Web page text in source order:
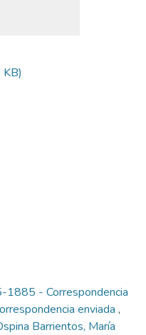
1885 - Correspondencia
enviada ,
Barrientos, María